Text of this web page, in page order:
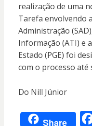
realização de uma
Tarefa envolvendo
Administração
Informação (ATI) e
Estado (PGE) foi
com o processo até
Do Nill Júnior
Share